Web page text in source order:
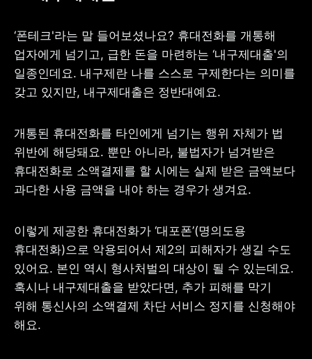
‘폰테크'라는 말 들어보셨나요? 휴대전화를 개통해
업자에게 넘기고, 급한 돈을 마련하는 ‘내구제대출'의
일종인데요. 내구제란 나를 스스로 구제한다는 의미를
갖고 있지만, 내구제대출은 정반대예요.
개통된 휴대전화를 타인에게 넘기는 행위 자체가 법
위반에 해당돼요. 뿐만 아니라, 불법자가 넘겨받은
휴대전화로 소액결제를 할 시에는 실제 받은 금액보다
과다한 사용 금액을 내야 하는 경우가 생겨요.
이렇게 제공한 휴대전화가 ‘대포폰’(명의도용
휴대전화)으로 악용되어서 제2의 피해자가 생길 수도
있어요. 본인 역시 형사처벌의 대상이 될 수 있는데요.
혹시나 내구제대출을 받았다면, 추가 피해를 막기
위해 통신사의 소액결제 차단 서비스 정지를 신청해야
해요.